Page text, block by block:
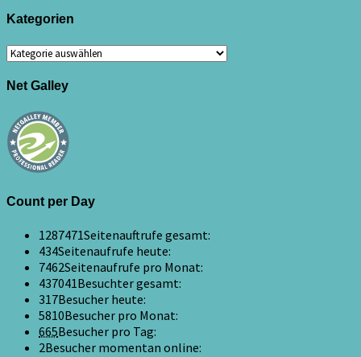
Kategorien
Kategorien
Net Galley
Count per Day
1287471Seitenauftrufe gesamt:
434Seitenaufrufe heute:
7462Seitenaufrufe pro Monat:
437041Besuchter gesamt:
317Besucher heute:
5810Besucher pro Monat:
665Besucher pro Tag:
2Besucher momentan online: